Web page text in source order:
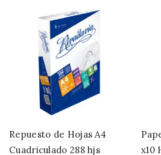
Repuesto de Hojas A4
Cuadriculado 288 hjs
x10